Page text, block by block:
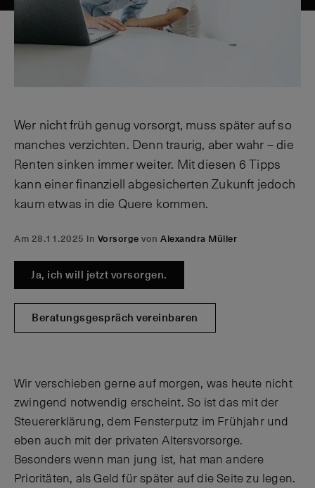
Wer nicht früh genug vorsorgt, muss später auf so
manches verzichten. Denn traurig, aber wahr – die
Renten sinken immer weiter. Mit diesen 6 Tipps
kann einer finanziell abgesicherten Zukunft jedoch
kaum etwas in die Quere kommen.
Am 28.11.2025 in Vorsorge von Alexandra Müller
Ja, ich will jetzt vorsorgen.
Beratungsgespräch vereinbaren
Wir verschieben gerne auf morgen, was heute nicht
zwingend notwendig erscheint. So ist das mit der
Steuererklärung, dem Fensterputz im Frühjahr und
eben auch mit der privaten Altersvorsorge.
Besonders wenn man jung ist, hat man andere
Prioritäten, als Geld für später auf die Seite zu legen.